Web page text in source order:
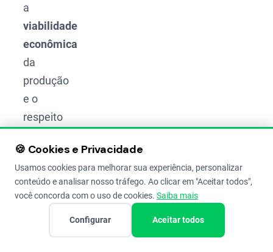
a
viabilidade
econômica
da
produção
e o
respeito
ambiente.
Quais
são os
principais
🍪 Cookies e Privacidade
Usamos cookies para melhorar sua experiência, personalizar
conteúdo e analisar nosso tráfego. Ao clicar em "Aceitar todos",
você concorda com o uso de cookies. Saiba mais
Configurar Aceitar todos